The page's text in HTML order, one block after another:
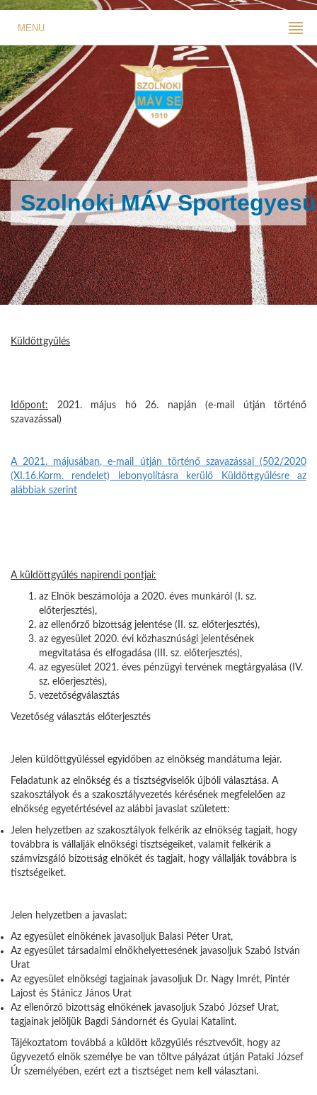
MENU
Szolnoki MÁV
Küldöttgyűlés
Időpont: 2021. május hó 26. napján (e-mail útján történő
szavazással)
A 2021. májusában, e-mail útján történő szavazással (502/2020
(XI.16.Korm. rendelet) lebonyolításra kerülő Küldöttgyűlésre az
alábbiak szerint
A küldöttgyűlés napirendi pontjai:
az Elnök beszámolója a 2020. éves munkáról (I. sz.
előterjesztés),
az ellenőrző bizottság jelentése (II. sz. előterjesztés),
az egyesület 2020. évi közhasznúsági jelentésének
megvitatása és elfogadása (III. sz. előterjesztés),
az egyesület 2021. éves pénzügyi tervének megtárgyalása (IV.
sz. előerjesztés),
vezetőségválasztás
Vezetőség választás előterjesztés
Jelen küldöttgyűléssel egyidőben az elnökség mandátuma lejár.
Feladatunk az elnökség és a tisztségviselők újbóli választása. A
szakosztályok és a szakosztályvezetés kérésének megfelelően az
elnökség egyetértésével az alábbi javaslat született:
Jelen helyzetben az szakosztályok felkérik az elnökség tagjait, hogy
továbbra is vállalják elnökségi tisztségeiket, valamit felkérik a
számvizsgáló bizottság elnökét és tagjait, hogy vállalják továbbra is
tisztségeiket.
Jelen helyzetben a javaslat:
Az egyesület elnökének javasoljuk Balasi Péter Urat,
Az egyesület társadalmi elnökhelyettesének javasoljuk Szabó István
Urat
Az egyesület elnökségi tagjainak javasoljuk Dr. Nagy Imrét, Pintér
Lajost és Stánicz János Urat
Az ellenőrző bizottság elnökének javasoljuk Szabó József Urat,
tagjainak jelöljük Bagdi Sándornét és Gyulai Katalint.
Tájékoztatom továbbá a küldött közgyűlés résztvevőit, hogy az
ügyvezető elnök személye be van töltve pályázat útján Pataki József
Úr személyében, ezért ezt a tisztséget nem kell választani.